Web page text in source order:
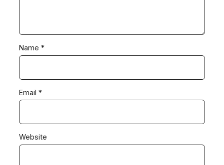
Name *
Email *
Website